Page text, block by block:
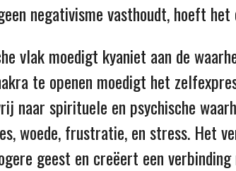
negativisme vasthoudt, hoeft
vlak moedigt kyaniet aan de
te openen moedigt het
naar spirituele en psychische
woede, frustratie, en stress. Het
geest en creëert een